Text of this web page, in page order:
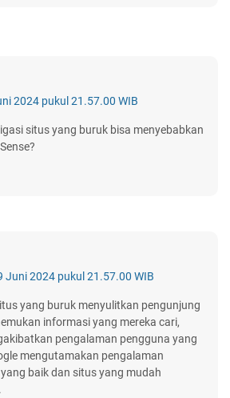
2024 pukul 21.57.00 WIB
situs yang buruk bisa menyebabkan
Juni 2024 pukul 21.57.00 WIB
yang buruk menyulitkan pengunjung
informasi yang mereka cari,
pengalaman pengguna yang
mengutamakan pengalaman
baik dan situs yang mudah